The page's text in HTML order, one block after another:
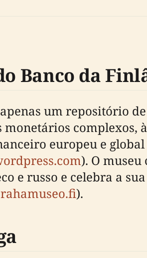
Banco da
um repositório
complexos,
europeu e global
). O
e russo e celebra a
rahamuseo.fi).